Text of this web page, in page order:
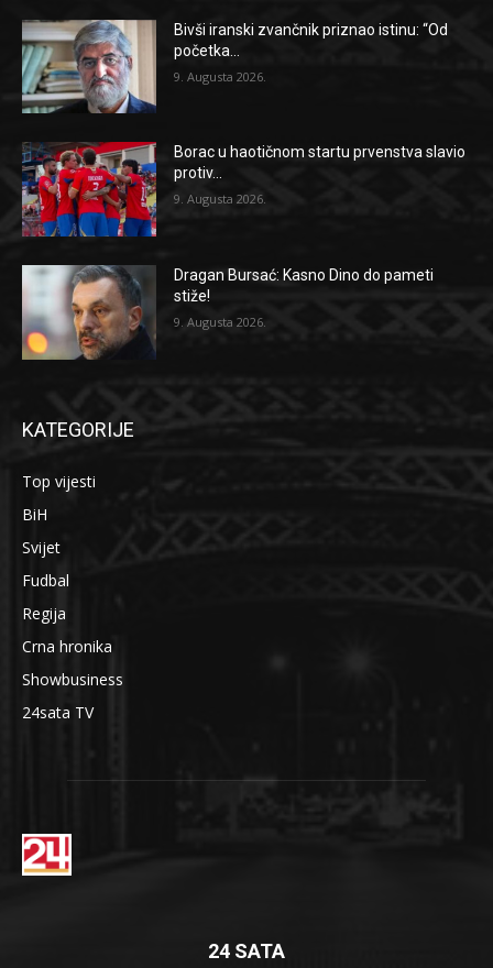
Bivši iranski zvančnik priznao istinu: “Od
početka...
9. Augusta 2026.
Borac u haotičnom startu prvenstva slavio
protiv...
9. Augusta 2026.
Dragan Bursać: Kasno Dino do pameti
stiže!
9. Augusta 2026.
KATEGORIJE
Top vijesti
BiH
Svijet
Fudbal
Regija
Crna hronika
Showbusiness
24sata TV
24 SATA